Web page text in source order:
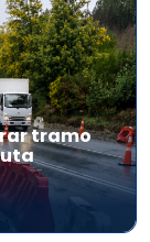
tramo